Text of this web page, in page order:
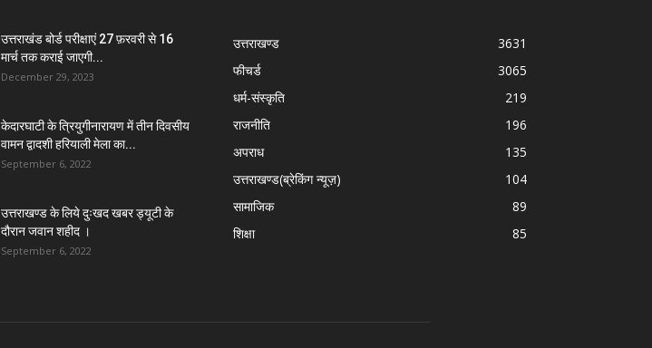
उत्तराखंड बोर्ड परीक्षाएं 27 फ़रवरी से 16
मार्च तक कराई जाएगी...
December 29, 2023
केदारघाटी के त्रियुगीनारायण में तीन दिवसीय
वामन द्वादशी हरियाली मेला का...
September 6, 2022
उत्तराखण्ड के लिये दुःखद खबर ड्यूटी के
दौरान जवान शहीद ।
September 6, 2022
उत्तराखण्ड
3631
फीचर्ड
3065
धर्म-संस्कृति
219
राजनीति
196
अपराध
135
उत्तराखण्ड(ब्रेकिंग न्यूज़)
104
सामाजिक
89
शिक्षा
85